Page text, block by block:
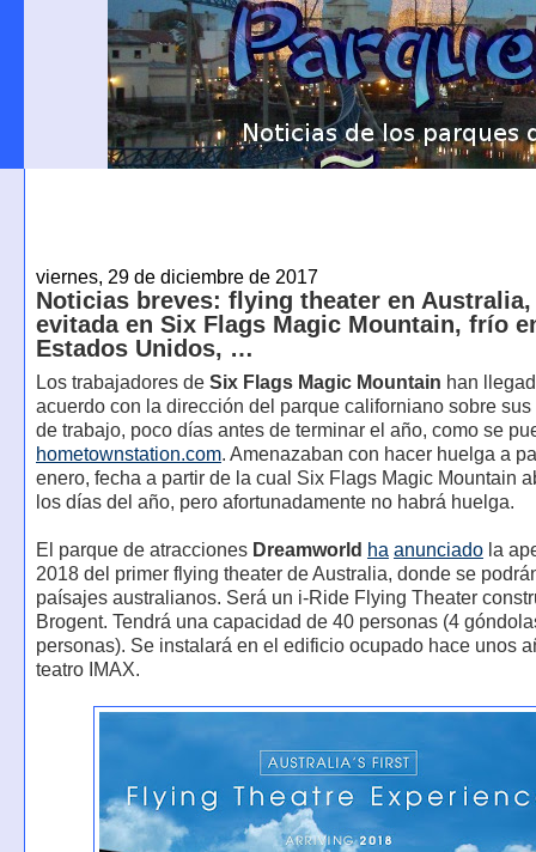
viernes, 29 de diciembre de 2017
Noticias breves: flying theater en Australia,
evitada en Six Flags Magic Mountain, frío
Estados Unidos, …
Los trabajadores de Six Flags Magic Mountain han
acuerdo con la dirección del parque californiano sobre
de trabajo, poco días antes de terminar el año, como se
hometownstation.com. Amenazaban con hacer huelga a
enero, fecha a partir de la cual Six Flags Magic Mountain
los días del año, pero afortunadamente no habrá huelga.
El parque de atracciones Dreamworld ha anunciadola
2018 del primer flying theater de Australia, donde se
paísajes australianos. Será un i-Ride Flying Theater
Brogent. Tendrá una capacidad de 40 personas (4
personas). Se instalará en el edificio ocupado hace unos
teatro IMAX.